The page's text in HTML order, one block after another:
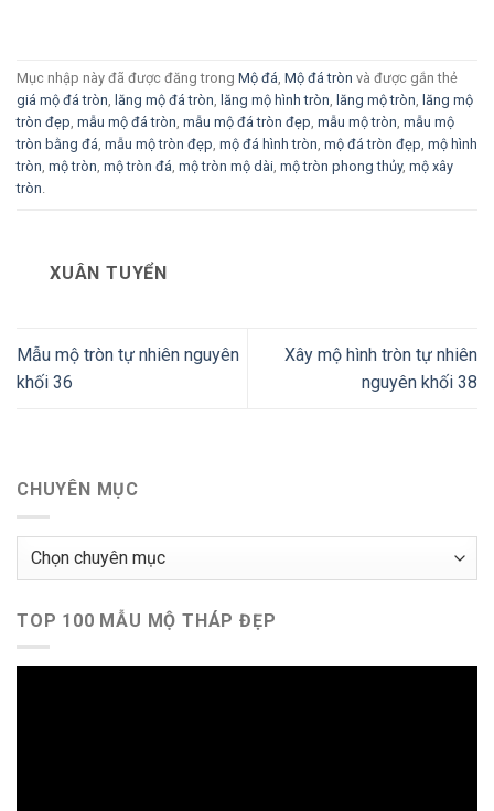
Mục nhập này đã được đăng trong Mộ đá, Mộ đá tròn và được gắn thẻ
giá mộ đá tròn, lăng mộ đá tròn, lăng mộ hình tròn, lăng mộ tròn, lăng mộ
tròn đẹp, mẫu mộ đá tròn, mẫu mộ đá tròn đẹp, mẫu mộ tròn, mẫu mộ
tròn bằng đá, mẫu mộ tròn đẹp, mộ đá hình tròn, mộ đá tròn đẹp, mộ hình
tròn, mộ tròn, mộ tròn đá, mộ tròn mộ dài, mộ tròn phong thủy, mộ xây
tròn.
XUÂN TUYỂN
Mẫu mộ tròn tự nhiên nguyên
khối 36
Xây mộ hình tròn tự nhiên
nguyên khối 38
CHUYÊN MỤC
Chuyên
TOP 100 MẪU MỘ THÁP ĐẸP